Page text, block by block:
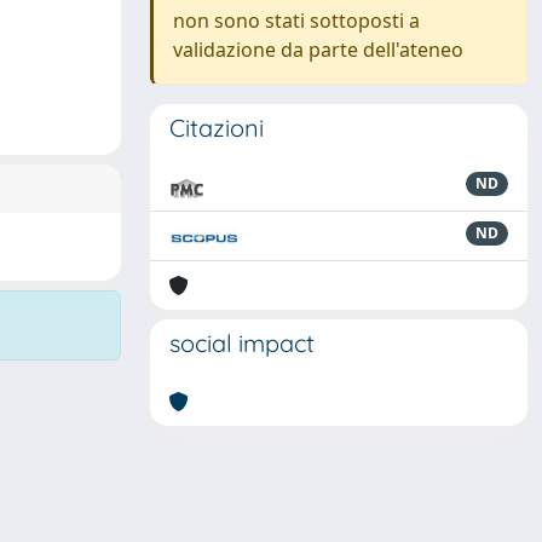
non sono stati sottoposti a
validazione da parte dell'ateneo
Citazioni
ND
ND
social impact